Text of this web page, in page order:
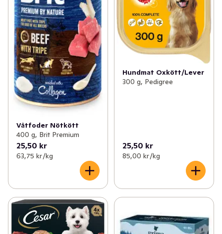
Våtfoder Nötkött
400 g, Brit Premium
25,50 kr
63,75 kr /kg
Hundmat Oxkött/Lever
300 g, Pedigree
25,50 kr
85,00 kr /kg